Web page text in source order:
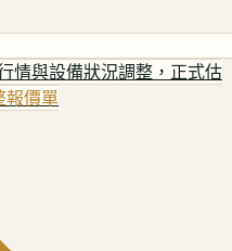
情與設備狀況調整，正式估
報價單